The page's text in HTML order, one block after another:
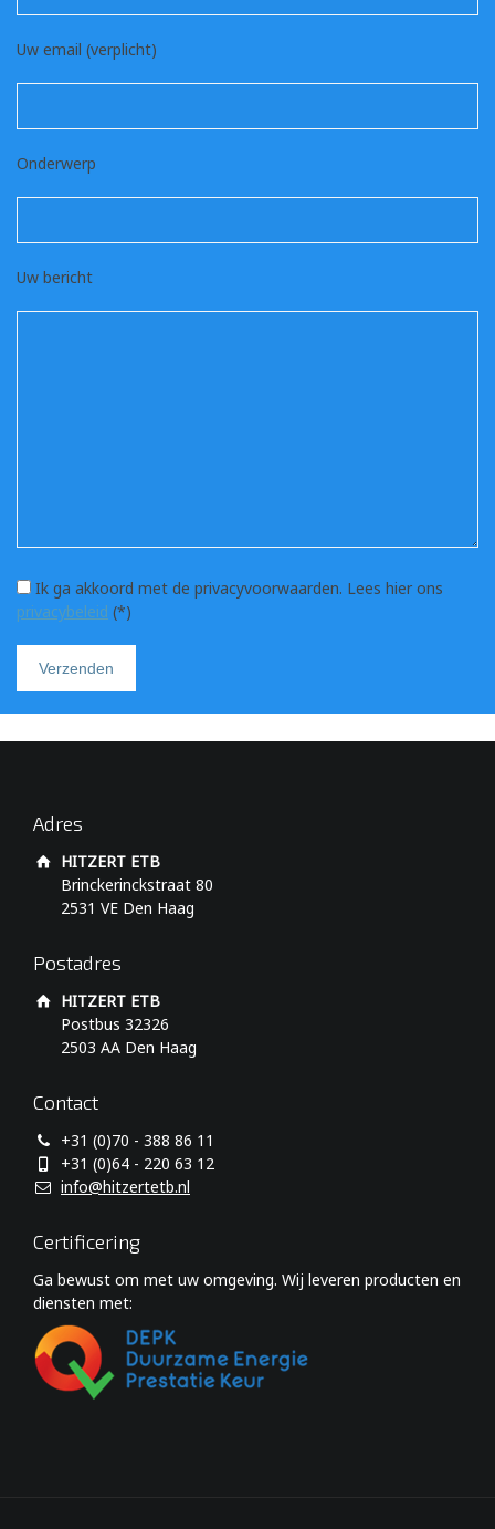
Uw email (verplicht)
Onderwerp
Uw bericht
Ik ga akkoord met de privacyvoorwaarden. Lees hier ons
privacybeleid (*)
Adres
HITZERT ETB
Brinckerinckstraat 80
2531 VE Den Haag
Postadres
HITZERT ETB
Postbus 32326
2503 AA Den Haag
Contact
+31 (0)70 - 388 86 11
+31 (0)64 - 220 63 12
info@hitzertetb.nl
Certificering
Ga bewust om met uw omgeving. Wij leveren producten en
diensten met: